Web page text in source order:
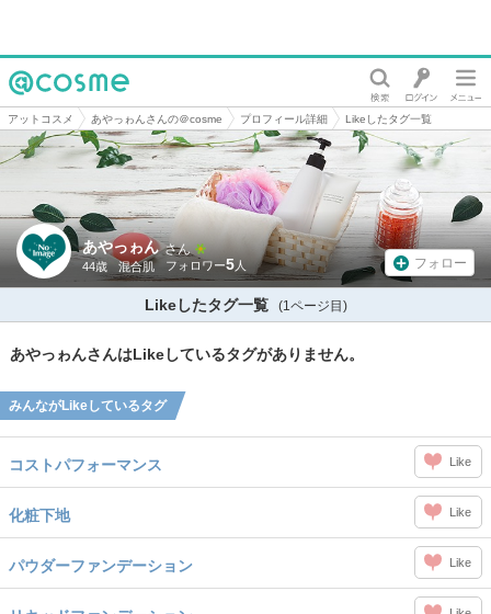
@cosme
アットコスメ あやっゎんさんの＠cosme プロフィール詳細 Likeしたタグ一覧
あやっゎん さん
44歳 混合肌 5 フォロー
Likeしたタグ一覧 (1ページ目)
あやっゎんさんはLikeしているタグがありません。
みんながLikeしているタグ
コストパフォーマンス Like
化粧下地 Like
パウダーファンデーション Like